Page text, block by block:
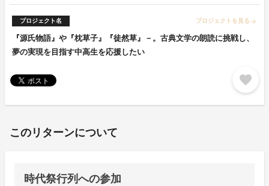
プロジェクト名 プロジェクトを見る arrow_forward
『源氏物語』や『枕草子』『徒然草』－。古典文学の朗読に挑戦し、
夢の実現を目指す中高生を応援したい
favorite
このリターンについて
時代祭行列への参加